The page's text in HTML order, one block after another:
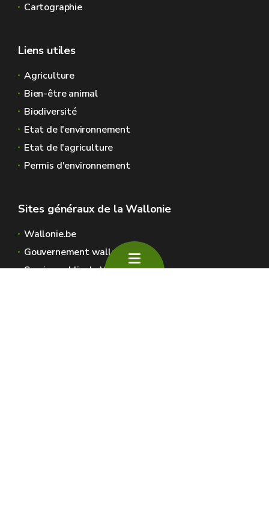
Cartographie
Liens utiles
Agriculture
Bien-être animal
Biodiversité
Etat de l'environnement
Etat de l'agriculture
Permis d'environnement
Sites généraux de la Wallonie
Wallonie.be
Gouvernement wallon
Service public de Wallonie